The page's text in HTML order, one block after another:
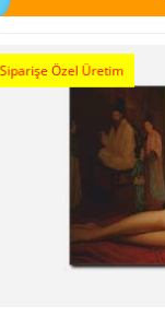
Siparişe Özel Üretim